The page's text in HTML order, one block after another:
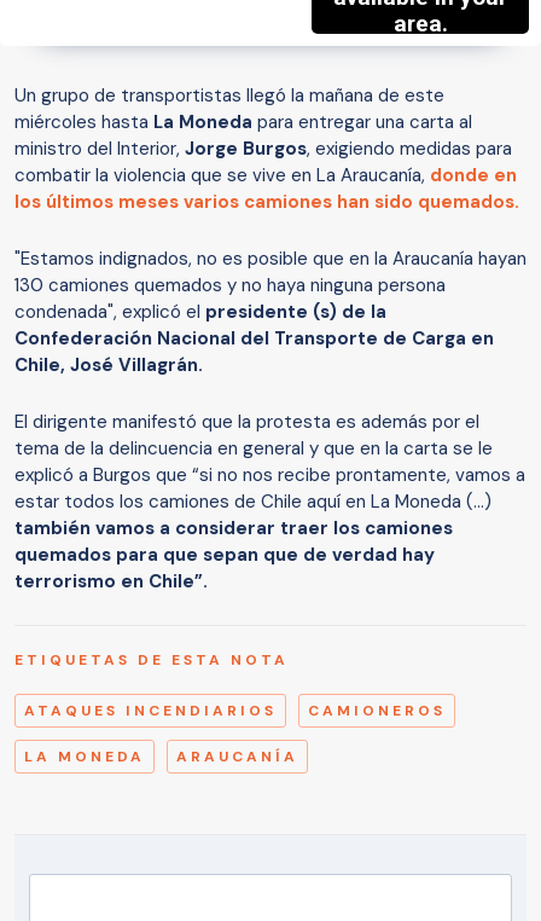
Un grupo de transportistas llegó la mañana de este
miércoles hasta La Moneda para entregar una carta al
ministro del Interior, Jorge Burgos, exigiendo medidas para
combatir la violencia que se vive en La Araucanía, donde en
los últimos meses varios camiones han sido quemados.
"Estamos indignados, no es posible que en la Araucanía hayan
130 camiones quemados y no haya ninguna persona
condenada", explicó el presidente (s) de la
Confederación Nacional del Transporte de Carga en
Chile, José Villagrán.
El dirigente manifestó que la protesta es además por el
tema de la delincuencia en general y que en la carta se le
explicó a Burgos que “si no nos recibe prontamente, vamos a
estar todos los camiones de Chile aquí en La Moneda (…)
también vamos a considerar traer los camiones
quemados para que sepan que de verdad hay
terrorismo en Chile”.
ETIQUETAS DE ESTA NOTA
ATAQUES INCENDIARIOS CAMIONEROS
LA MONEDA ARAUCANÍA